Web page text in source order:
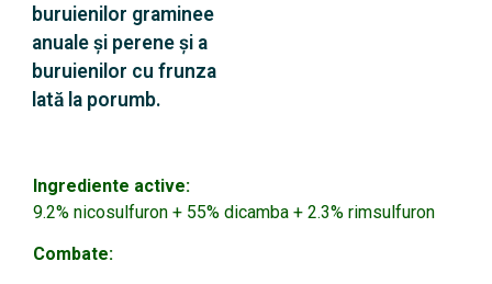
buruienilor graminee
anuale şi perene şi a
buruienilor cu frunza
lată la porumb.
Ingrediente active:
9.2% nicosulfuron + 55% dicamba + 2.3% rimsulfuron
Combate: